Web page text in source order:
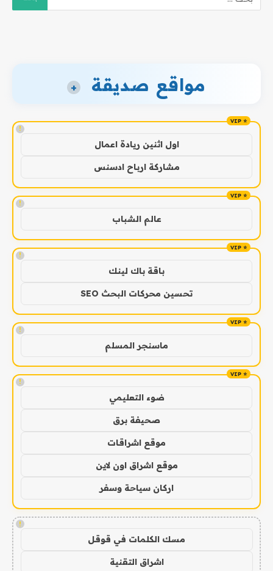
مواقع صديقة +
!
اول اثنين ريادة اعمال
مشاركة ارباح ادسنس
!
عالم الشباب
!
باقة باك لينك
تحسين محركات البحث SEO
!
ماسنجر المسلم
!
ضوء التعليمي
صحيفة برق
موقع اشراقات
موقع اشراق اون لاين
اركان سياحة وسفر
!
مسك الكلمات في قوقل
اشراق التقنية